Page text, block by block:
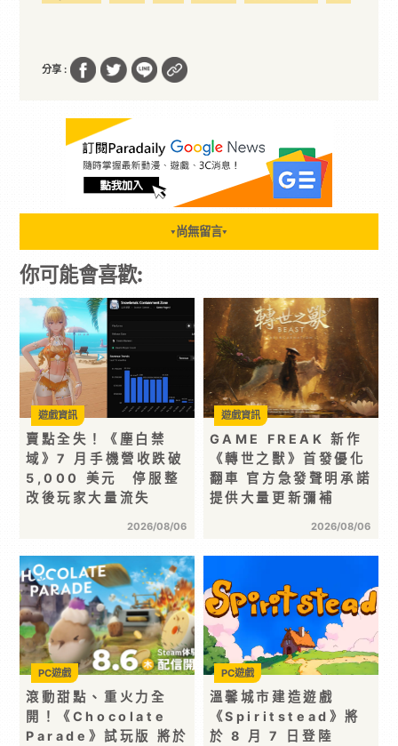
分享 :
▼ 尚無留言▼
你可能會喜歡:
賣點全失！《塵白禁
域》7 月手機營收跌破
5,000 美元 停服整
改後玩家大量流失
2026/08/06
遊戲資訊
GAME FREAK 新作
《轉世之獸》首發優化
翻車 官方急發聲明承諾
提供大量更新彌補
2026/08/06
遊戲資訊
滾動甜點、重火力全
開！《Chocolate
Parade》試玩版 將於
PC遊戲
溫馨城市建造遊戲
《Spiritstead》將
於 8 月 7 日登陸
PC遊戲